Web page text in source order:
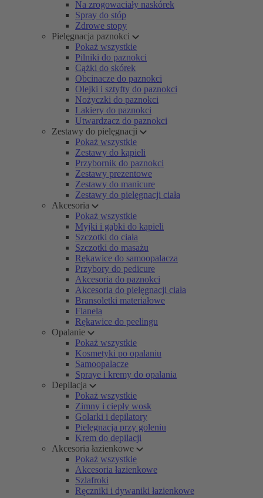
Na zrogowaciały naskórek
Spray do stóp
Zdrowe stopy
Pielęgnacja paznokci
Pokaż wszystkie
Pilniki do paznokci
Cążki do skórek
Obcinacze do paznokci
Olejki i sztyfty do paznokci
Nożyczki do paznokci
Lakiery do paznokci
Utwardzacz do paznokci
Zestawy do pielęgnacji
Pokaż wszystkie
Zestawy do kąpieli
Przybornik do paznokci
Zestawy prezentowe
Zestawy do manicure
Zestawy do pielęgnacji ciała
Akcesoria
Pokaż wszystkie
Myjki i gąbki do kąpieli
Szczotki do ciała
Szczotki do masażu
Rękawice do samoopalacza
Przybory do pedicure
Akcesoria do paznokci
Akcesoria do pielęgnacji ciała
Bransoletki materiałowe
Flanela
Rękawice do peelingu
Opalanie
Pokaż wszystkie
Kosmetyki po opalaniu
Samoopalacze
Spraye i kremy do opalania
Depilacja
Pokaż wszystkie
Zimny i ciepły wosk
Golarki i depilatory
Pielęgnacja przy goleniu
Krem do depilacji
Akcesoria łazienkowe
Pokaż wszystkie
Akcesoria łazienkowe
Szlafroki
Ręczniki i dywaniki łazienkowe